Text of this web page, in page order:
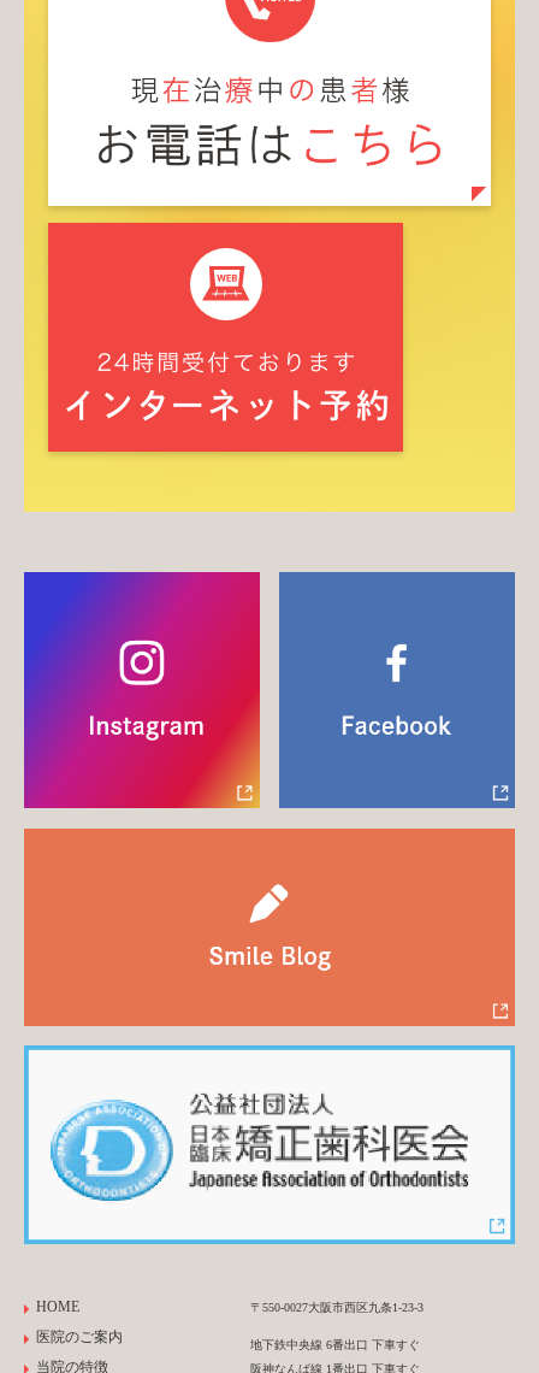
HOME
医院のご案内
当院の特徴
〒550-0027大阪市西区九条1-23-3
地下鉄中央線 6番出口 下車すぐ
阪神なんば線 1番出口 下車すぐ